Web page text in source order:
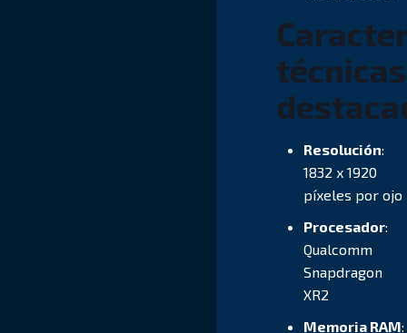
técnicas
Resolución:
1832 x 1920
píxeles por ojo
Procesador:
Qualcomm
Snapdragon
XR2
Memoria RAM: